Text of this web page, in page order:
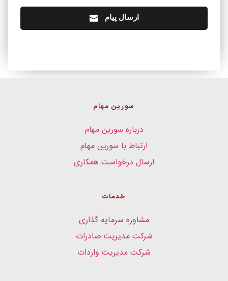
ارسال پیام
سورین مهام
درباره سورین مهام
ارتباط با سورین مهام
ارسال درخواست همکاری
خدمات
مشاوره سرمایه گذاری
شرکت مدیریت صادرات
شرکت مدیریت واردات